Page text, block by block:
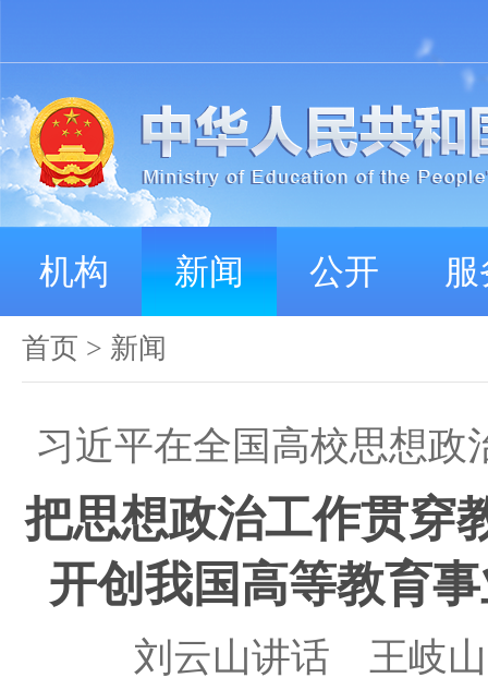
机构 新闻 公开
首页 > 新闻
习近平在全国高校思想政
把思想政治工作贯穿
开创我国高等教育
刘云山讲话 王岐